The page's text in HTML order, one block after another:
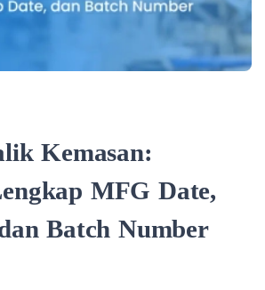
Kemasan:
MFG Date,
Batch Number